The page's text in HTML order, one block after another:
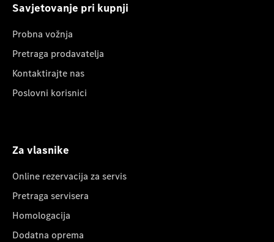
Savjetovanje pri kupnji
Probna vožnja
Pretraga prodavatelja
Kontaktirajte nas
Poslovni korisnici
Za vlasnike
Online rezervacija za servis
Pretraga servisera
Homologacija
Dodatna oprema